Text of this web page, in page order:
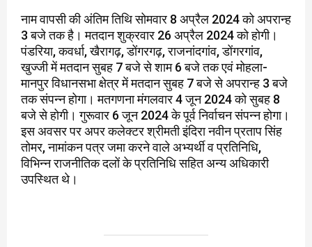
नाम वापसी की अंतिम तिथि सोमवार 8 अप्रैल 2024 को अपरान्ह
3 बजे तक है। मतदान शुक्रवार 26 अप्रैल 2024 को होगी।
पंडरिया, कवर्धा, खैरागढ़, डोंगरगढ़, राजनांदगांव, डोंगरगांव,
खुज्जी में मतदान सुबह 7 बजे से शाम 6 बजे तक एवं मोहला-
मानपुर विधानसभा क्षेत्र में मतदान सुबह 7 बजे से अपरान्ह 3 बजे
तक संपन्न होगा। मतगणना मंगलवार 4 जून 2024 को सुबह 8
बजे से होगी। गुरूवार 6 जून 2024 के पूर्व निर्वाचन संपन्न होगा।
इस अवसर पर अपर कलेक्टर श्रीमती इंदिरा नवीन प्रताप सिंह
तोमर, नामांकन पत्र जमा करने वाले अभ्यर्थी व प्रतिनिधि,
विभिन्न राजनीतिक दलों के प्रतिनिधि सहित अन्य अधिकारी
उपस्थित थे।